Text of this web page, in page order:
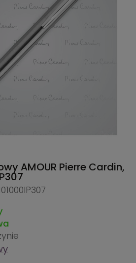
AMOUR Pierre Cardin,